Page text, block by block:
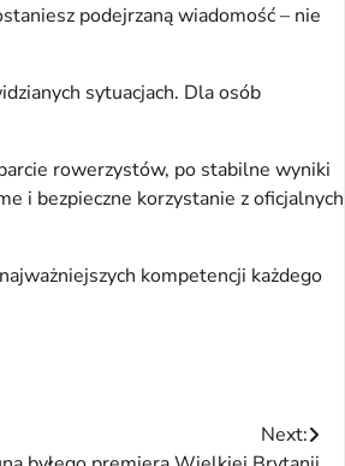
podejrzaną wiadomość – nie
sytuacjach. Dla osób
rowerzystów, po stabilne wyniki
i bezpieczne korzystanie z oficjalnych
kompetencji każdego
Next: